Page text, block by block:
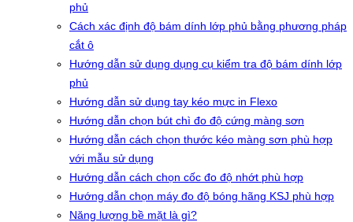
phủ
Cách xác định độ bám dính lớp phủ bằng phương pháp
cắt ô
Hướng dẫn sử dụng dụng cụ kiểm tra độ bám dính lớp
phủ
Hướng dẫn sử dụng tay kéo mực in Flexo
Hướng dẫn chọn bút chì đo độ cứng màng sơn
Hướng dẫn cách chọn thước kéo màng sơn phù hợp
với mẫu sử dụng
Hướng dẫn cách chọn cốc đo độ nhớt phù hợp
Hướng dẫn chọn máy đo độ bóng hãng KSJ phù hợp
Năng lượng bề mặt là gì?